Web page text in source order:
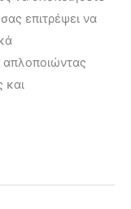
επιτρέψει να
απλοποιώντας
και